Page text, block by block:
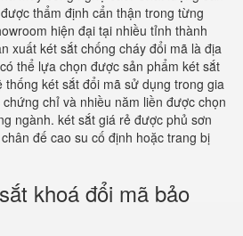
thẩm định cẩn thận trong từng
hiện đại tại nhiều tỉnh thành
xuất két sắt chống cháy đổi mã là địa
thể lựa chọn được sản phẩm két sắt
két sắt đổi mã sử dụng trong gia
chỉ và nhiều năm liền được chọn
ngành. két sắt giá rẻ được phủ sơn
đế cao su cố định hoặc trang bị
khoá đổi mã bảo